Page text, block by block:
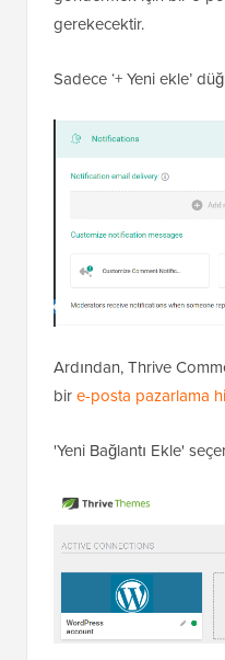
gerekecektir.
Sadece ‘+ Yeni ekle’
Ardından, Thrive
bire-posta pazarlama
'Yeni Bağlantı Ekle'